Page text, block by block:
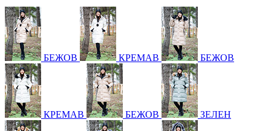
БЕЖОВ КРЕМАВ БЕЖОВ
КРЕМАВ БЕЖОВ ЗЕЛЕН